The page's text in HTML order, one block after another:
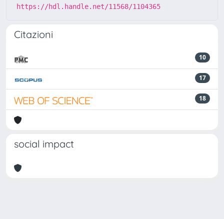
https://hdl.handle.net/11568/1104365
Citazioni
10
17
18
social impact